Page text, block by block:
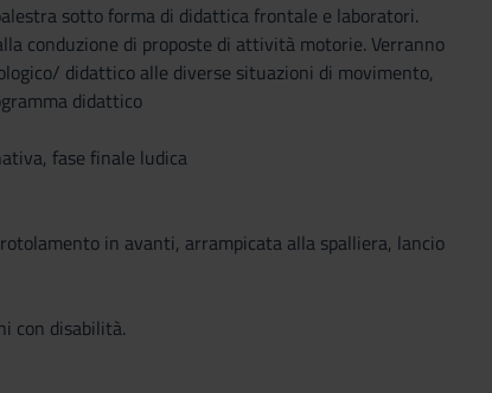
sotto forma di didattica frontale e laboratori.
conduzione di proposte di attività motorie. Verranno
didattico alle diverse situazioni di movimento,
didattico
fase finale ludica
in avanti, arrampicata alla spalliera, lancio
con disabilità.